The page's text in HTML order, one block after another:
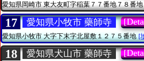
愛知県岡崎市東大友町字稲葉７７番地７８番地
17 愛知県小牧市 藥師寺
愛知県小牧市大字下末字北屋敷１２７５番地 [
18 愛知県犬山市 藥師寺